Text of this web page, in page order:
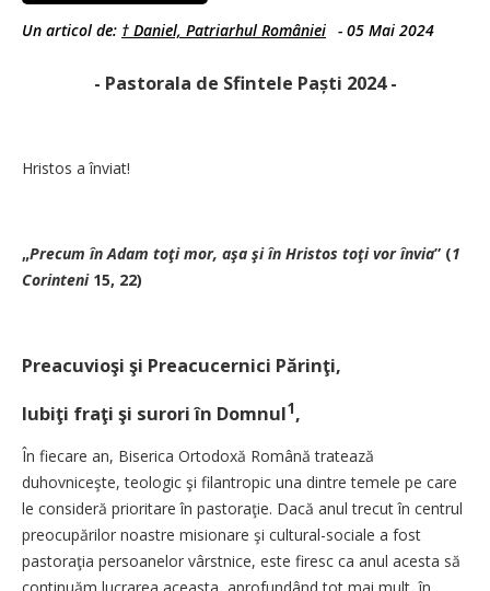
Un articol de: † Daniel, Patriarhul României - 05 Mai 2024
- Pastorala de Sfintele Paști 2024 -
Hristos a înviat!
„Precum în Adam toţi mor, aşa şi în Hristos toţi vor învia” (1
Corinteni 15, 22)
Preacuvioşi şi Preacucernici Părinţi,
Iubiţi fraţi şi surori în Domnul1,
În fiecare an, Biserica Ortodoxă Română tratează
duhovniceşte, teologic şi filantropic una dintre temele pe care
le consideră prioritare în pastoraţie. Dacă anul trecut în centrul
preocupărilor noastre misionare şi cultural-sociale a fost
pastoraţia persoanelor vârstnice, este firesc ca anul acesta să